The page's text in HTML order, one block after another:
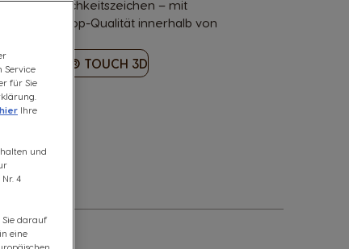
Unendlichkeitszeichen – mit
Coffeeshop-Qualität innerhalb von
TOUCH 3D
Service
für Sie
hier Ihre
und
4
Sie darauf
eine